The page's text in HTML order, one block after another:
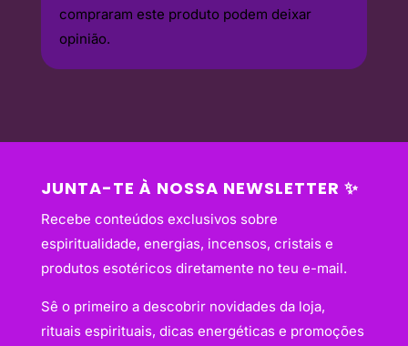
compraram este produto podem deixar
opinião.
JUNTA-TE À NOSSA NEWSLETTER ✨
Recebe conteúdos exclusivos sobre
espiritualidade, energias, incensos, cristais e
produtos esotéricos diretamente no teu e-mail.
Sê o primeiro a descobrir novidades da loja,
rituais espirituais, dicas energéticas e promoções